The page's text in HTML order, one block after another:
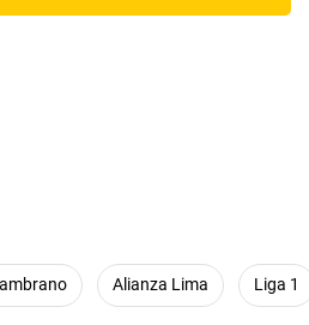
Alianza Lima Liga 1